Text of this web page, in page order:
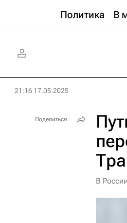
Политика В
21:16 17.05.2025
В
Поделиться